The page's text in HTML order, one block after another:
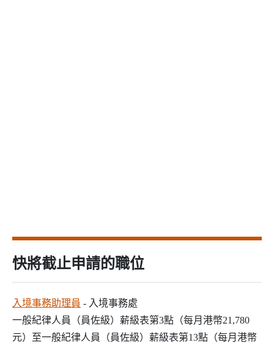
快將截止申請的職位
入境事務助理員 - 入境事務處
一般紀律人員（員佐級）薪級表第3點（每月港幣21,780
元）至一般紀律人員（員佐級）薪級表第13點（每月港幣